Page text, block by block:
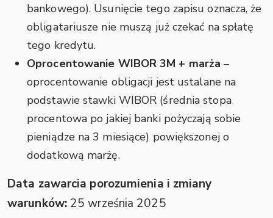
bankowego). Usunięcie tego zapisu oznacza, że
obligatariusze nie muszą już czekać na spłatę
tego kredytu.
Oprocentowanie WIBOR 3M + marża –
oprocentowanie obligacji jest ustalane na
podstawie stawki WIBOR (średnia stopa
procentowa po jakiej banki pożyczają sobie
pieniądze na 3 miesiące) powiększonej o
dodatkową marżę.
Data zawarcia porozumienia i zmiany
warunków:25 września 2025